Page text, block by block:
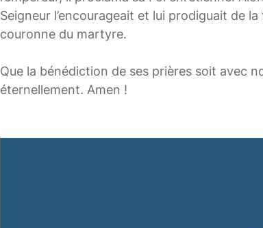
Seigneur l’encourageait et lui prodiguait de
couronne du martyre.
Que la bénédiction de ses prières soit avec
éternellement. Amen !